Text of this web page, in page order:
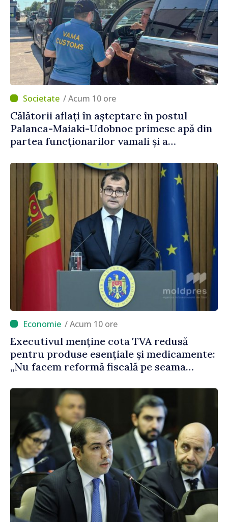
/ Acum 10 ore
Călătorii aflați în așteptare în postul
Palanca-Maiaki-Udobnoe primesc apă din
partea funcționarilor vamali și a
/ Acum 10 ore
Executivul menține cota TVA redusă
pentru produse esențiale și medicamente:
„Nu facem reformă fiscală pe seama